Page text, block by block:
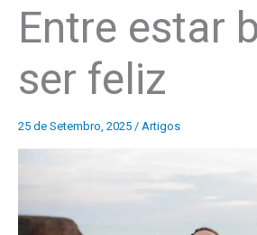
Entre estar
ser feliz
25 de Setembro, 2025 / Artigos